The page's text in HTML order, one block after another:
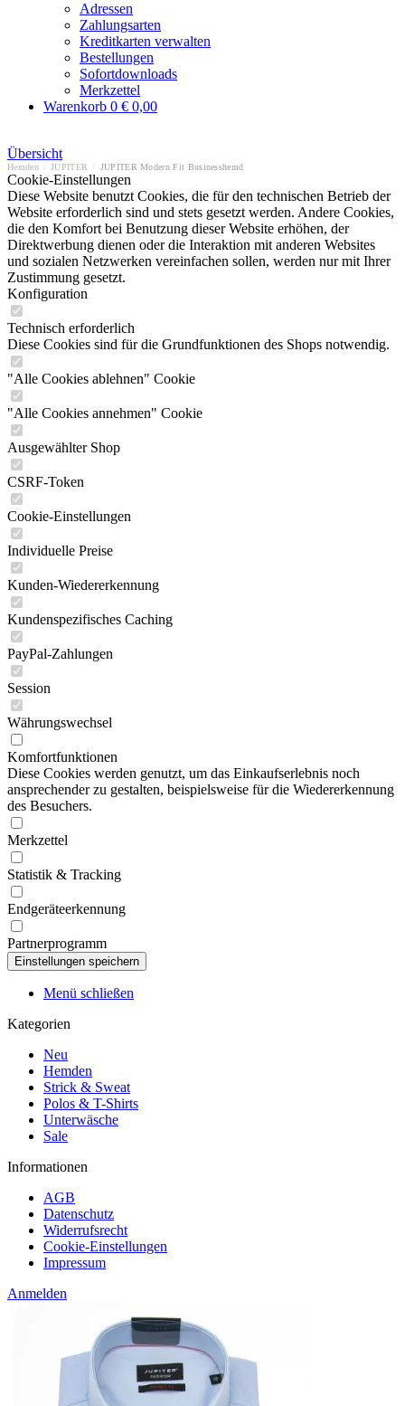
Adressen
Zahlungsarten
Kreditkarten verwalten
Bestellungen
Sofortdownloads
Merkzettel
Warenkorb 0 € 0,00
Übersicht
Hemden JUPITER JUPITER Modern Fit Businesshemd
Cookie-Einstellungen
Diese Website benutzt Cookies, die für den technischen Betrieb der
Website erforderlich sind und stets gesetzt werden. Andere Cookies,
die den Komfort bei Benutzung dieser Website erhöhen, der
Direktwerbung dienen oder die Interaktion mit anderen Websites
und sozialen Netzwerken vereinfachen sollen, werden nur mit Ihrer
Zustimmung gesetzt.
Konfiguration
Technisch erforderlich
Diese Cookies sind für die Grundfunktionen des Shops notwendig.
"Alle Cookies ablehnen" Cookie
"Alle Cookies annehmen" Cookie
Ausgewählter Shop
CSRF-Token
Cookie-Einstellungen
Individuelle Preise
Kunden-Wiedererkennung
Kundenspezifisches Caching
PayPal-Zahlungen
Session
Währungswechsel
Komfortfunktionen
Diese Cookies werden genutzt, um das Einkaufserlebnis noch
ansprechender zu gestalten, beispielsweise für die Wiedererkennung
des Besuchers.
Merkzettel
Statistik & Tracking
Endgeräteerkennung
Partnerprogramm
Menü schließen
Kategorien
Neu
Hemden
Strick & Sweat
Polos & T-Shirts
Unterwäsche
Sale
Informationen
AGB
Datenschutz
Widerrufsrecht
Cookie-Einstellungen
Impressum
Anmelden